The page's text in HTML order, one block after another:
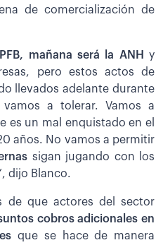
de comercialización de
mañana será la ANH
y
pero estos actos de
llevados adelante durante
a tolerar. Vamos a
es un mal enquistado en el
años. No vamos a permitir
sigan jugando con los
dijo Blanco.
de que actores del sector
cobros adicionales en
que se hace de manera